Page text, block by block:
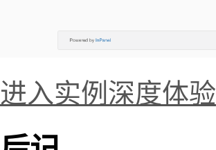
进入实例深度体验